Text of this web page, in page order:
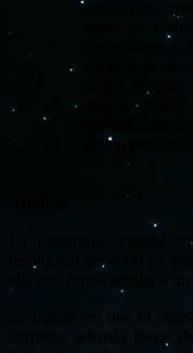
noche para
uno y
muy
retirada.
forma
La fotografía original
resolución de 4000 px
ella una forma similar a
Se puede ver que el
correcta, además luego